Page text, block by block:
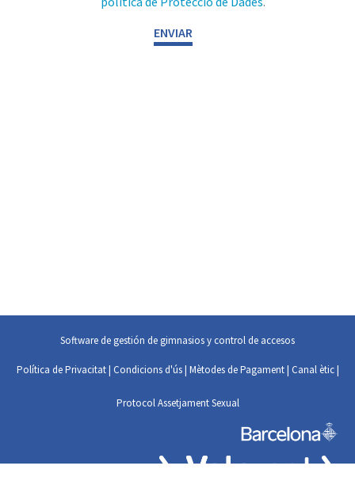
Software de gestión de gimnasios y control de accesos
Política de Privacitat| Condicions d'ús| Mètodes de Pagament| Canal ètic|
Protocol Assetjament Sexual